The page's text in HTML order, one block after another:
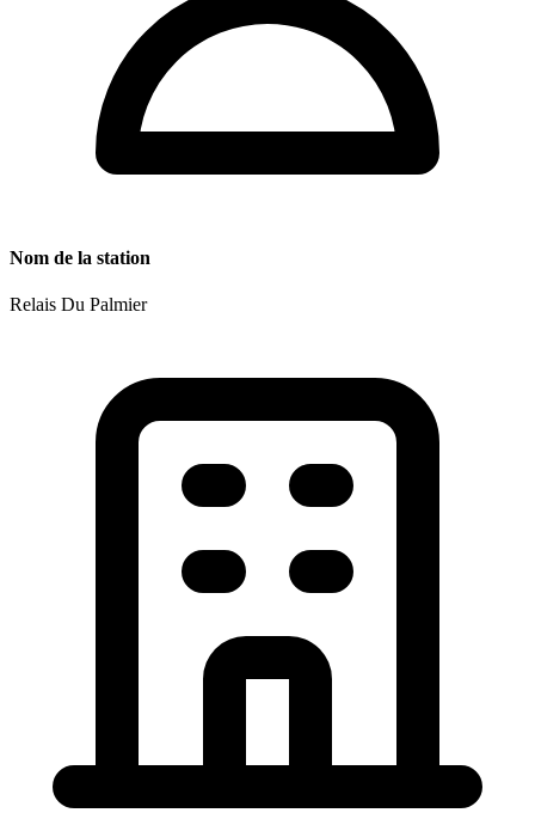
Nom de la station
Relais Du Palmier